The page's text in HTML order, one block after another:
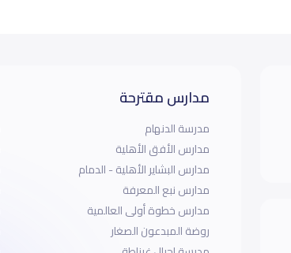
مدارس مقترحة
مدرسة الدنهام
مدارس الأفق الأهلية
مدارس البشاير الأهلية - الدمام
مدارس نبع المعرفة
مدارس خطوة أولى العالمية
روضة المبدعون الصغار